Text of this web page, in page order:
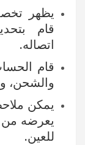
يظهر
قام
اتصاله.
قام
والشحن،
يمكن
يعرضه
للعين.